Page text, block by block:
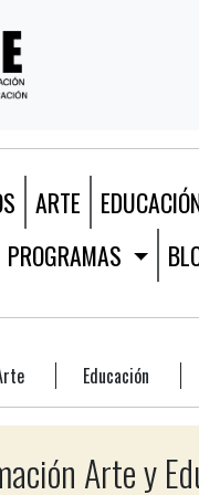
ARTE
PROGRAMAS
Educación
Arte y